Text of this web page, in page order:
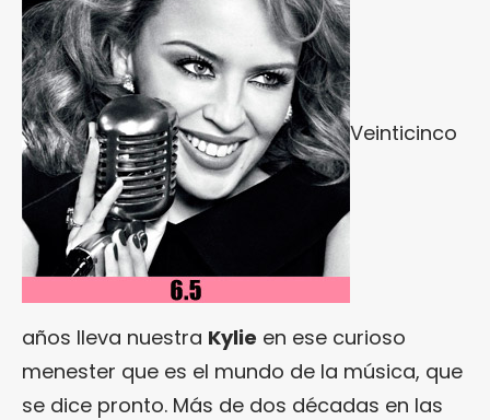
Veinticinco
años lleva nuestra Kylie en ese curioso
menester que es el mundo de la música, que
se dice pronto. Más de dos décadas en las